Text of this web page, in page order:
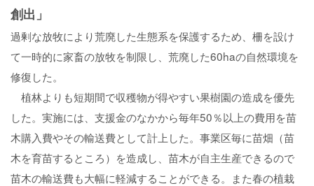
創出」
過剰な放牧により荒廃した生態系を保護するため、柵を設け
て一時的に家畜の放牧を制限し、荒廃した60haの自然環境を
修復した。
植林よりも短期間で収穫物が得やすい果樹園の造成を優先
した。実施には、支援金のなかから毎年50％以上の費用を苗
木購入費やその輸送費として計上した。事業区毎に苗畑（苗
木を育苗するところ）を造成し、苗木が自主生産できるので
苗木の輸送費も大幅に軽減することができる。また春の植栽